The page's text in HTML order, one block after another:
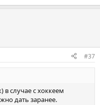
#37
в случае с хоккеем
дать заранее.